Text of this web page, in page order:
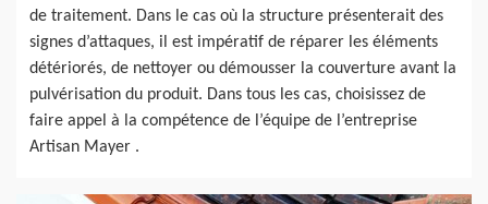
de traitement. Dans le cas où la structure présenterait des
signes d’attaques, il est impératif de réparer les éléments
détériorés, de nettoyer ou démousser la couverture avant la
pulvérisation du produit. Dans tous les cas, choisissez de
faire appel à la compétence de l’équipe de l’entreprise
Artisan Mayer .